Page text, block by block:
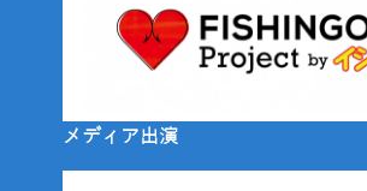
メディア出演